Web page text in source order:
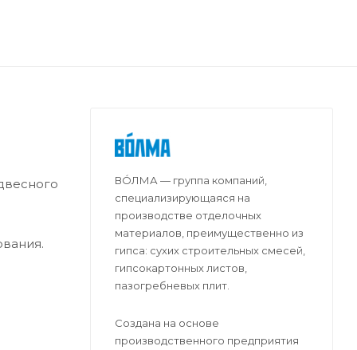
ВО́ЛМА — группа компаний,
специализирующаяся на
производстве отделочных
материалов, преимущественно из
гипса: сухих строительных смесей,
гипсокартонных листов,
пазогребневых плит.
Создана на основе
производственного предприятия